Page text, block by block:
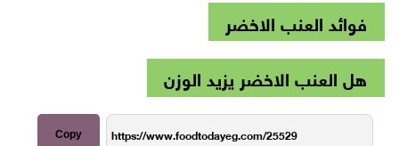
فوائد العنب الاخضر
هل العنب الاخضر يزيد الوزن
Copy